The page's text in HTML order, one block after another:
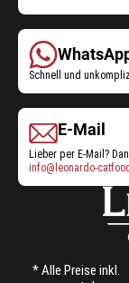
Schnell und
E-Mail
Lieber per E-Mail?
info@leonardo-
* Alle Preise inkl.